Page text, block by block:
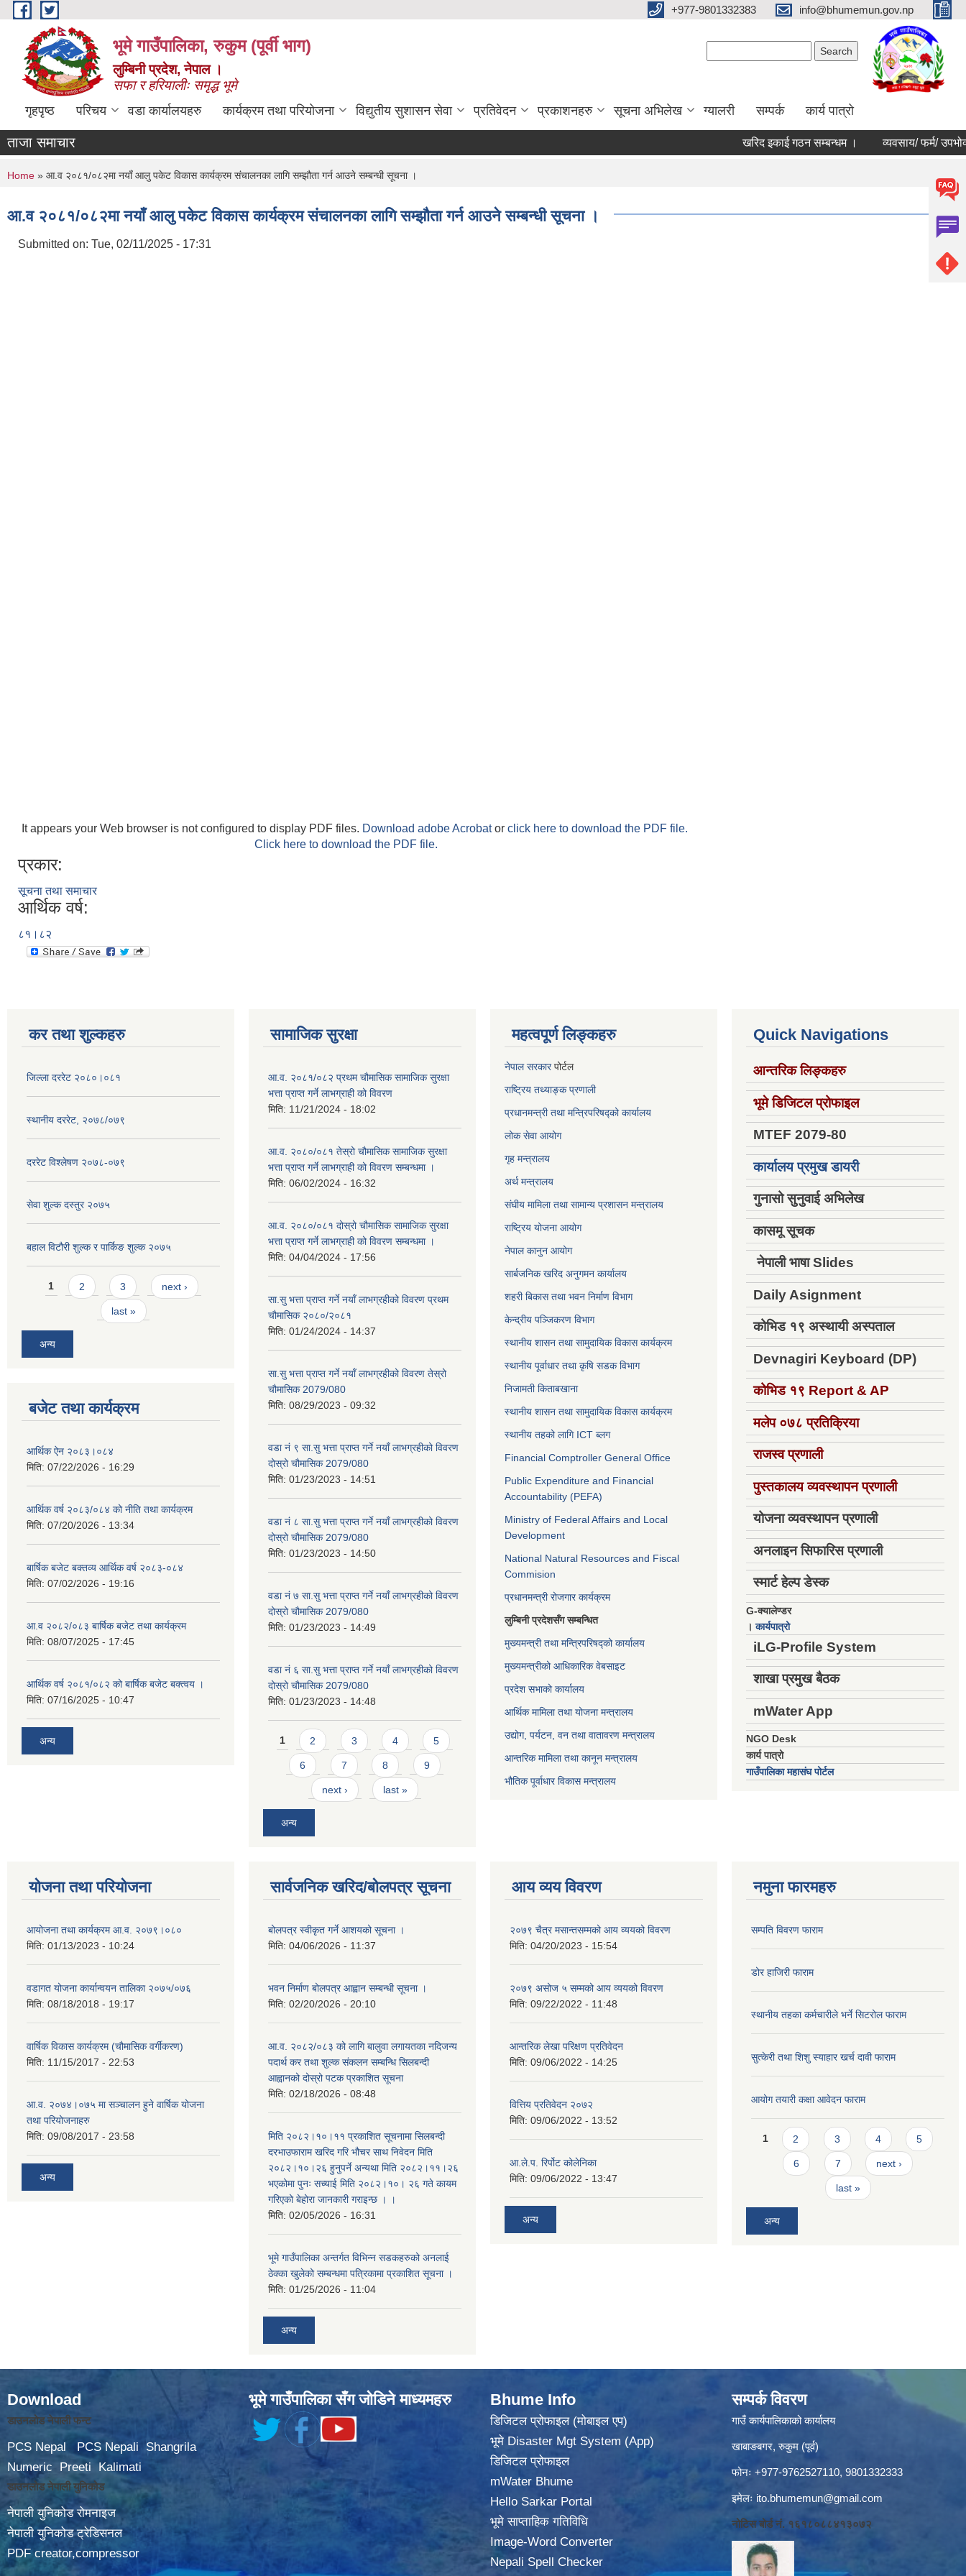
Skip to main content +977-9801332383 info@bhumemun.gov.np
भूमे गाउँपालिका, रुकुम (पूर्वी भाग)
लुम्बिनी प्रदेश, नेपाल ।
सफा र हरियालीः समृद्ध भूमे
गृहपृष्ठ परिचय वडा कार्यालयहरु कार्यक्रम तथा परियोजना विद्युतीय सुशासन सेवा प्रतिवेदन प्रकाशनहरु सूचना अभिलेख ग्यालरी सम्पर्क कार्य पात्रो
ताजा समाचार खरिद इकाई गठन सम्बन्धम । व्यवसाय/ फर्म/ उपभोक्ता /
You are here
Home » आ.व २०८१/०८२मा नयाँ आलु पकेट विकास कार्यक्रम संचालनका लागि सम्झौता गर्न आउने सम्बन्धी सूचना ।
आ.व २०८१/०८२मा नयाँ आलु पकेट विकास कार्यक्रम संचालनका लागि सम्झौता गर्न आउने सम्बन्धी सूचना ।
Submitted on: Tue, 02/11/2025 - 17:31
It appears your Web browser is not configured to display PDF files. Download adobe Acrobator click here to download the PDF file.
Click here to download the PDF file.
प्रकार:
सूचना तथा समाचार
आर्थिक वर्ष:
८१।८२
कर तथा शुल्कहरु
जिल्ला दररेट २०८०।०८१
स्थानीय दररेट, २०७८/०७९
दररेट विश्लेषण २०७८-०७९
सेवा शुल्क दस्तुर २०७५
बहाल विटौरी शुल्क र पार्किङ शुल्क २०७५
Pages
1 2 3 next ›
last »
अन्य
बजेट तथा कार्यक्रम
आर्थिक ऐन २०८३।०८४
मिति: 07/22/2026 - 16:29
आर्थिक वर्ष २०८३/०८४ को नीति तथा कार्यक्रम
मिति: 07/20/2026 - 13:34
बार्षिक बजेट बक्तव्य आर्थिक वर्ष २०८३-०८४
मिति: 07/02/2026 - 19:16
आ.व २०८२/०८३ बार्षिक बजेट तथा कार्यक्रम
मिति: 08/07/2025 - 17:45
आर्थिक वर्ष २०८१/०८२ को बार्षिक बजेट बक्त्वय ।
मिति: 07/16/2025 - 10:47
अन्य
सामाजिक सुरक्षा
आ.व. २०८१/०८२ प्रथम चौमासिक सामाजिक सुरक्षा
भत्ता प्राप्त गर्ने लाभग्राही को विवरण
मिति: 11/21/2024 - 18:02
आ.व. २०८०/०८१ तेस्रो चौमासिक सामाजिक सुरक्षा
भत्ता प्राप्त गर्ने लाभग्राही को विवरण सम्बन्धमा ।
मिति: 06/02/2024 - 16:32
आ.व. २०८०/०८१ दोस्रो चौमासिक सामाजिक सुरक्षा
भत्ता प्राप्त गर्ने लाभग्राही को विवरण सम्बन्धमा ।
मिति: 04/04/2024 - 17:56
सा.सु भत्ता प्राप्त गर्ने नयाँ लाभग्रहीको विवरण प्रथम
चौमासिक २०८०/२०८१
मिति: 01/24/2024 - 14:37
सा.सु भत्ता प्राप्त गर्ने नयाँ लाभग्रहीको विवरण तेस्रो
चौमासिक 2079/080
मिति: 08/29/2023 - 09:32
वडा नं ९ सा.सु भत्ता प्राप्त गर्ने नयाँ लाभग्रहीको विवरण
दोस्रो चौमासिक 2079/080
मिति: 01/23/2023 - 14:51
वडा नं ८ सा.सु भत्ता प्राप्त गर्ने नयाँ लाभग्रहीको विवरण
दोस्रो चौमासिक 2079/080
मिति: 01/23/2023 - 14:50
वडा नं ७ सा.सु भत्ता प्राप्त गर्ने नयाँ लाभग्रहीको विवरण
दोस्रो चौमासिक 2079/080
मिति: 01/23/2023 - 14:49
वडा नं ६ सा.सु भत्ता प्राप्त गर्ने नयाँ लाभग्रहीको विवरण
दोस्रो चौमासिक 2079/080
मिति: 01/23/2023 - 14:48
Pages
1 2 3 4 5
6 7 8 9
next › last »
अन्य
महत्वपूर्ण लिङ्कहरु
नेपाल सरकारपोर्टल
राष्ट्रिय तथ्याङ्क प्रणाली
प्रधानमन्त्री तथा मन्त्रिपरिषद्को कार्यालय
लोक सेवाआयोग
गृह मन्त्रालय
अर्थ मन्त्रालय
संघीय मामिला तथा सामान्य प्रशासन मन्त्रालय
राष्ट्रिय योजना आयोग
नेपाल कानुन आयोग
सार्बजनिक खरिद अनुगमन कार्यालय
शहरी बिकास तथा भवन निर्माण विभाग
केन्द्रीय पञ्जिकरण विभाग
स्थानीय शासन तथा सामुदायिक विकास कार्यक्रम
स्थानीय पूर्वाधार तथा कृषि सडक विभाग
निजामती किताबखाना
स्थानीय शासन तथा सामुदायिक विकास कार्यक्रम
स्थानीय तहको लागि ICT ब्लग
Financial Comptroller General Office
Public Expenditure and Financial
Accountability (PEFA)
Ministry of Federal Affairs and Local
Development
National Natural Resources and Fiscal
Commision
प्रधानमन्त्री रोजगार कार्यक्रम
लुम्बिनी प्रदेशसँग सम्बन्धित
मुख्यमन्त्री तथा मन्त्रिपरिषद्को कार्यालय
मुख्यमन्त्रीको आधिकारिक वेबसाइट
प्रदेश सभाको कार्यालय
आर्थिक मामिला तथा योजना मन्त्रालय
उद्योग, पर्यटन, वन तथा वातावरण मन्त्रालय
आन्तरिक मामिला तथा कानून मन्त्रालय
भौतिक पूर्वाधार विकास मन्त्रालय
Quick Navigations
आन्तरिक लिङ्कहरु
भूमे डिजिटल प्रोफाइल
MTEF 2079-80
कार्यालय प्रमुख डायरी
गुनासो सुनुवाई अभिलेख
कासमू सूचक
नेपाली भाषा Slides
Daily Asignment
कोभिड १९ अस्थायी अस्पताल
Devnagiri Keyboard (DP)
कोभिड १९ Report & AP
मलेप ०७८ प्रतिक्रिया
राजस्व प्रणाली
पुस्तकालय व्यवस्थापन प्रणाली
योजना व्यवस्थापन प्रणाली
अनलाइन सिफारिस प्रणाली
स्मार्ट हेल्प डेस्क
G-क्यालेण्डर
।कार्यपात्रो
iLG-Profile System
शाखा प्रमुख बैठक
mWater App
NGO Desk
कार्य पात्रो
गाउँपालिका महासंघ पोर्टल
योजना तथा परियोजना
आयोजना तथा कार्यक्रम आ.व. २०७९।०८०
मिति: 01/13/2023 - 10:24
वडागत योजना कार्यान्वयन तालिका २०७५/०७६
मिति: 08/18/2018 - 19:17
वार्षिक विकास कार्यक्रम (चौमासिक वर्गीकरण)
मिति: 11/15/2017 - 22:53
आ.व. २०७४।०७५ मा सञ्चालन हुने वार्षिक योजना
तथा परियोजनाहरु
मिति: 09/08/2017 - 23:58
अन्य
सार्वजनिक खरिद/बोलपत्र सूचना
बोलपत्र स्वीकृत गर्ने आशयको सूचना ।
मिति: 04/06/2026 - 11:37
भवन निर्माण बोलपत्र आह्वान सम्बन्धी सूचना ।
मिति: 02/20/2026 - 20:10
आ.व. २०८२/०८३ को लागि बालुवा लगायतका नदिजन्य
पदार्थ कर तथा शुल्क संकलन सम्बन्धि सिलबन्दी
आह्वानको दोस्रो पटक प्रकाशित सूचना
मिति: 02/18/2026 - 08:48
मिति २०८२।१०।११ प्रकाशित सूचनामा सिलबन्दी
दरभाउफाराम खरिद गरि भौचर साथ निवेदन मिति
२०८२।१०।२६ हुनुपर्ने अन्यथा मिति २०८२।११।२६
भएकोमा पुनः सच्याई मिति २०८२।१०। २६ गते कायम
गरिएको बेहोरा जानकारी गराइन्छ । ।
मिति: 02/05/2026 - 16:31
भूमे गाउँपालिका अन्तर्गत विभिन्न सडकहरुको अनलाई
ठेक्का खुलेको सम्बन्धमा पत्रिकामा प्रकाशित सूचना ।
मिति: 01/25/2026 - 11:04
अन्य
आय व्यय विवरण
२०७९ चैत्र मसान्तसम्मको आय व्ययको विवरण
मिति: 04/20/2023 - 15:54
२०७९ असोज ५ सम्मको आय व्ययको विवरण
मिति: 09/22/2022 - 11:48
आन्तरिक लेखा परिक्षण प्रतिवेदन
मिति: 09/06/2022 - 14:25
वित्तिय प्रतिवेदन २०७२
मिति: 09/06/2022 - 13:52
आ.ले.प. रिर्पोट कोलेनिका
मिति: 09/06/2022 - 13:47
अन्य
नमुना फारमहरु
सम्पति विवरण फाराम
डोर हाजिरी फाराम
स्थानीय तहका कर्मचारीले भर्ने सिटरोल फाराम
सुत्केरी तथा शिशु स्याहार खर्च दावी फाराम
आयोग तयारी कक्षा आवेदन फाराम
Pages
1 2 3 4 5
6 7 next ›
last »
अन्य
Download
डाउनलोड नेपाली फन्ट
PCS Nepal PCS Nepali
Shangrila
Numeric
Preeti Kalimati
डाउनलोड नेपाली युनिकोड
नेपाली युनिकोड रोमनाइज
नेपाली युनिकोड ट्रेडिसनल
PDF creator,compressor
भूमे गाउँपालिका सँग जोडिने माध्यमहरु Bhume Info
डिजिटल प्रोफाइल (मोबाइल एप)
भूमे Disaster Mgt System (App)
डिजिटल प्रोफाइल
mWater Bhume
Hello Sarkar Portal
भूमे साप्ताहिक गतिविधि
Image-Word Converter
Nepali Spell Checker
सम्पर्क विवरण
गाउँ कार्यपालिकाको कार्यालय
खाबाङबगर, रुकुम (पूर्व)
फोनः +977-9762527110, 9801332333
इमेलः ito.bhumemun@gmail.com
नोटिस बोर्ड नं. १६१८०८८४१३०७२